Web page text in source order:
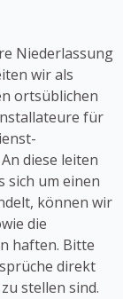
Niederlassung
wir als
ortsüblichen
für
diese leiten
sich um einen
können wir
die
haften. Bitte
direkt
stellen sind.